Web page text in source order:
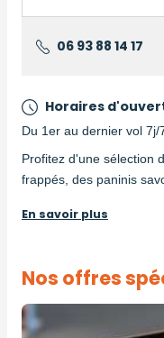
06 93 88 14 17
Horaires
Du 1er au dernier vol 7j/
Description
Profitez d'une sélection
frappés, des paninis
En savoir plus
Nos offres